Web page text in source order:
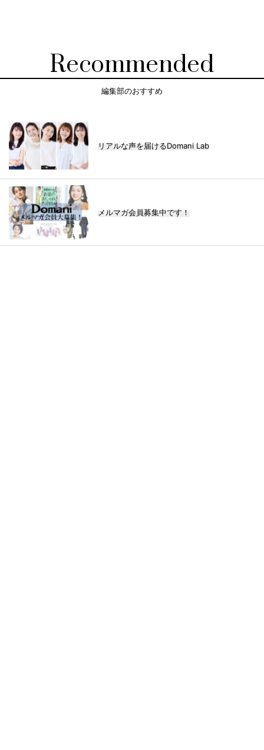
Recommended
編集部のおすすめ
リアルな声を届けるDomani Lab
メルマガ会員募集中です！